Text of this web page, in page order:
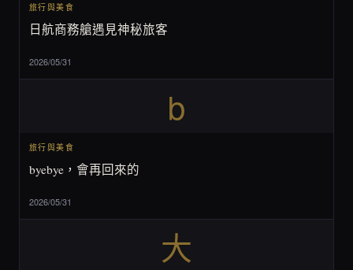
旅行與美食
日航商務艙遇見神秘旅客
2026/05/31
b
旅行與美食
byebye，會再回來的
2026/05/31
大